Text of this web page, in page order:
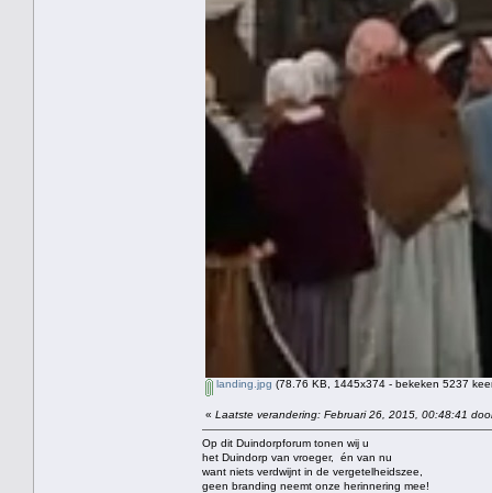
landing.jpg (78.76 KB, 1445x374 - bekeken 5237
« Laatste verandering: Februari 26, 2015, 00:48:41
Op dit Duindorpforum tonen wij u
het Duindorp van vroeger, én van nu
want niets verdwijnt in de vergetelheidszee,
geen branding neemt onze herinnering mee!